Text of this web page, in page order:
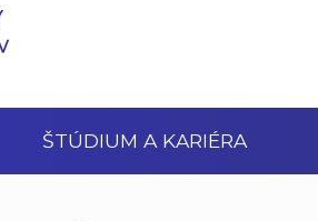
ŠTÚDIUM A KARIÉRA